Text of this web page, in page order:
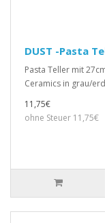
DUST -Pasta
Pasta Teller mit
Ceramics in grau/
11,75€
ohne Steuer 11,75€